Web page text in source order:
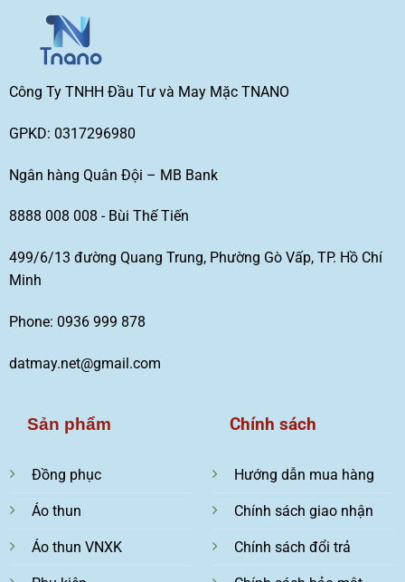
Công Ty TNHH Đầu Tư và May Mặc TNANO
GPKD: 0317296980
Ngân hàng Quân Đội – MB Bank
8888 008 008 - Bùi Thế Tiến
499/6/13 đường Quang Trung, Phường Gò Vấp, TP. Hồ Chí
Minh
Phone: 0936 999 878
datmay.net@gmail.com
Sản phẩm
Đồng phục
Áo thun
Áo thun VNXK
Chính sách
Hướng dẫn mua hàng
Chính sách giao nhận
Chính sách đổi trả